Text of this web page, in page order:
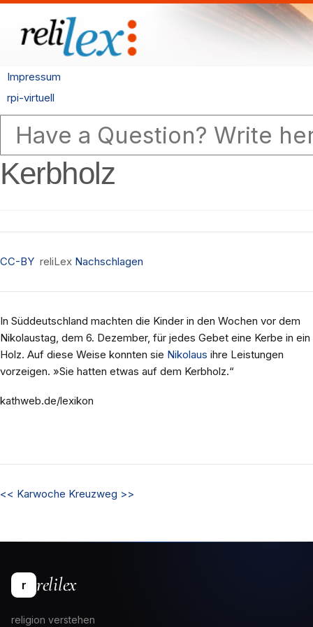
Impressum
rpi-virtuell
Kerbholz
CC-BY reliLex Nachschlagen
In Süddeutschland machten die Kinder in den Wochen vor dem
Nikolaustag, dem 6. Dezember, für jedes Gebet eine Kerbe in ein
Holz. Auf diese Weise konnten sie Nikolaus ihre Leistungen
vorzeigen. »Sie hatten etwas auf dem Kerbholz.“
kathweb.de/lexikon
<< Karwoche Kreuzweg >>
r relilex
religion verstehen